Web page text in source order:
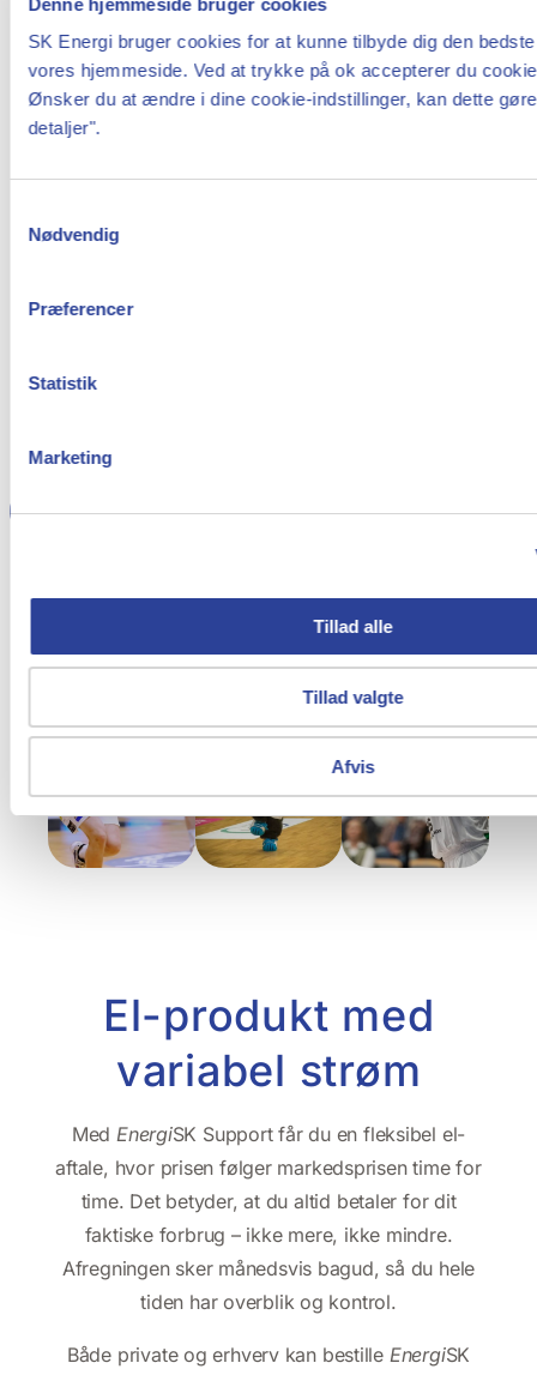
SK Energi bruger cookies for at kunne tilbyde dig den
vores hjemmeside. Ved at trykke på ok accepterer du
Ønsker du at ændre i dine cookie-indstillinger, kan dette
detaljer".
Nødvendig
Præferencer
Statistik
Marketing
Tillad alle
Tillad valgte
Afvis
Klubben er kendt for sit stærke holdfællesskab,
sin professionelle tilgang og sin evne til at
begejstre. Hver kamp er et bevis på dedikation,
banen. Team FOG Næstved arbejder målrettet for
Basket hos Team FOG handler om passion, power
og sporten. Her mærker man energien, lige fra
Læs mere om Team FOG på deres hjemmeside
El-produkt med
variabel strøm
Med EnergiSK Support får du en fleksibel el-
aftale, hvor prisen følger markedsprisen time for
time. Det betyder, at du altid betaler for dit
faktiske forbrug – ikke mere, ikke mindre.
Afregningen sker månedsvis bagud, så du hele
tiden har overblik og kontrol.
Både private og erhverv kan bestille EnergiSK